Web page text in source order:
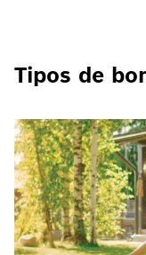
Tipos de